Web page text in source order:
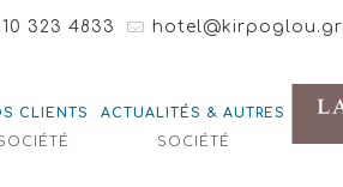
323 4833 hotel@kirpoglou.gr
CLIENTS
ACTUALITÉS & AUTRES
SOCIÉTÉ